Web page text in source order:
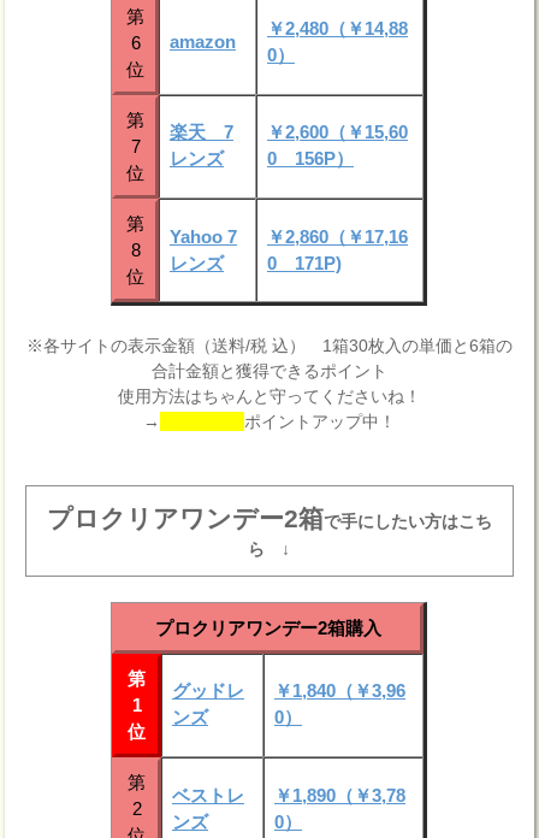
第
6
位
amazon
￥2,480（￥14,88
0）
第
7
位
楽天 7
レンズ
￥2,600（￥15,60
0 156P）
第
8
位
Yahoo 7
レンズ
￥2,860（￥17,16
0 171P)
※各サイトの表示金額（送料/税 込） 1箱30枚入の単価と6箱の
合計金額と獲得できるポイント
使用方法はちゃんと守ってくださいね！
→
ポイントアップ中！
プロクリアワンデー2箱で手にしたい方はこち
ら ↓
プロクリアワンデー2箱購入
第
1
位
グッドレ
ンズ
￥1,840（￥3,96
0）
第
2
ベストレ
ンズ
￥1,890（￥3,78
0）